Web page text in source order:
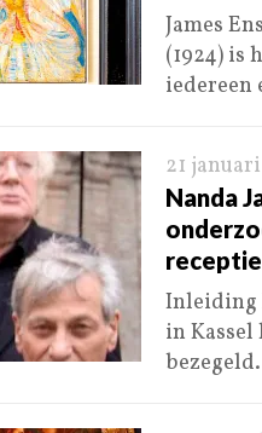
James
(1924) is
iedereen
21
Nanda
receptie
Inleiding
in Kassel